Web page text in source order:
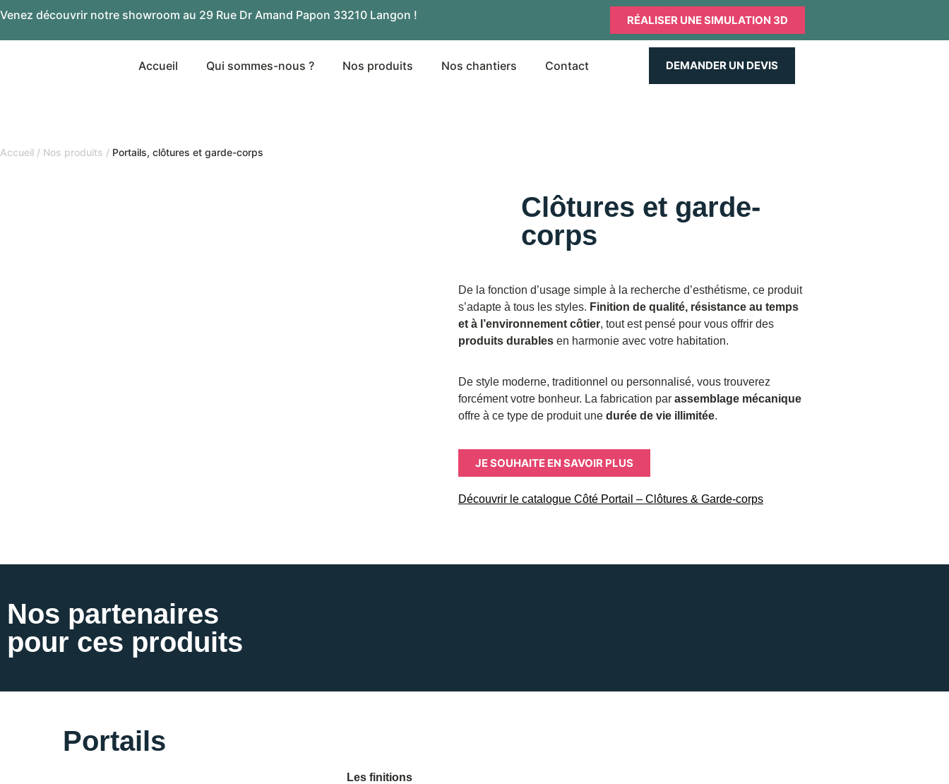
Venez découvrir notre showroom au 29 Rue Dr Amand Papon 33210 Langon ! RÉALISER UNE SIMULATION 3D
Accueil Qui sommes-nous ? Nos produits Nos chantiers Contact DEMANDER UN DEVIS
Accueil / Nos produits / Portails, clôtures et garde-corps
Clôtures et garde-
corps
De la fonction d’usage simple à la recherche d’esthétisme, ce produit
s’adapte à tous les styles. Finition de qualité, résistance au temps
et à l’environnement côtier, tout est pensé pour vous offrir des
produits durables en harmonie avec votre habitation.
De style moderne, traditionnel ou personnalisé, vous trouverez
forcément votre bonheur. La fabrication par assemblage mécanique
offre à ce type de produit une durée de vie illimitée.
JE SOUHAITE EN SAVOIR PLUS
Découvrir le catalogue Côté Portail – Clôtures & Garde-corps
Nos partenaires
pour ces produits
Portails
Les finitions